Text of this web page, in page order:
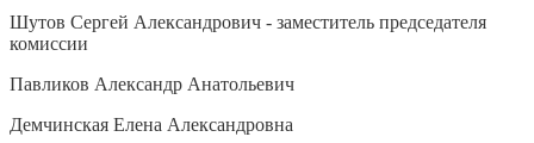
Шутов Сергей Александрович - заместитель председателя
комиссии
Павликов Александр Анатольевич
Демчинская Елена Александровна